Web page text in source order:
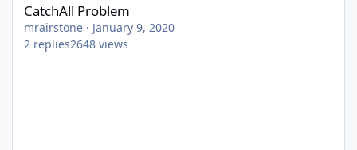
CatchAll Problem
mrairstone · January 9, 2020
2 replies2648 views